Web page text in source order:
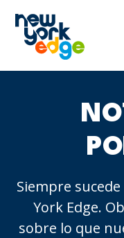
Siempre
York Edge.
sobre lo que